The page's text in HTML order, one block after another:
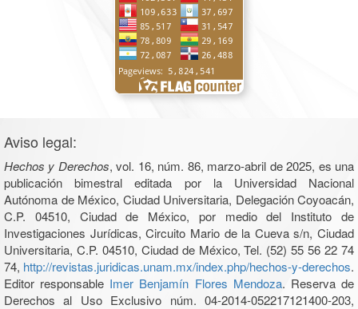
Aviso legal:
Hechos y Derechos, vol. 16, núm. 86, marzo-abril de 2025, es una
publicación bimestral editada por la Universidad Nacional
Autónoma de México, Ciudad Universitaria, Delegación Coyoacán,
C.P. 04510, Ciudad de México, por medio del Instituto de
Investigaciones Jurídicas, Circuito Mario de la Cueva s/n, Ciudad
Universitaria, C.P. 04510, Ciudad de México, Tel. (52) 55 56 22 74
74, http://revistas.juridicas.unam.mx/index.php/hechos-y-derechos.
Editor responsable Imer Benjamín Flores Mendoza. Reserva de
Derechos al Uso Exclusivo núm. 04-2014-052217121400-203,